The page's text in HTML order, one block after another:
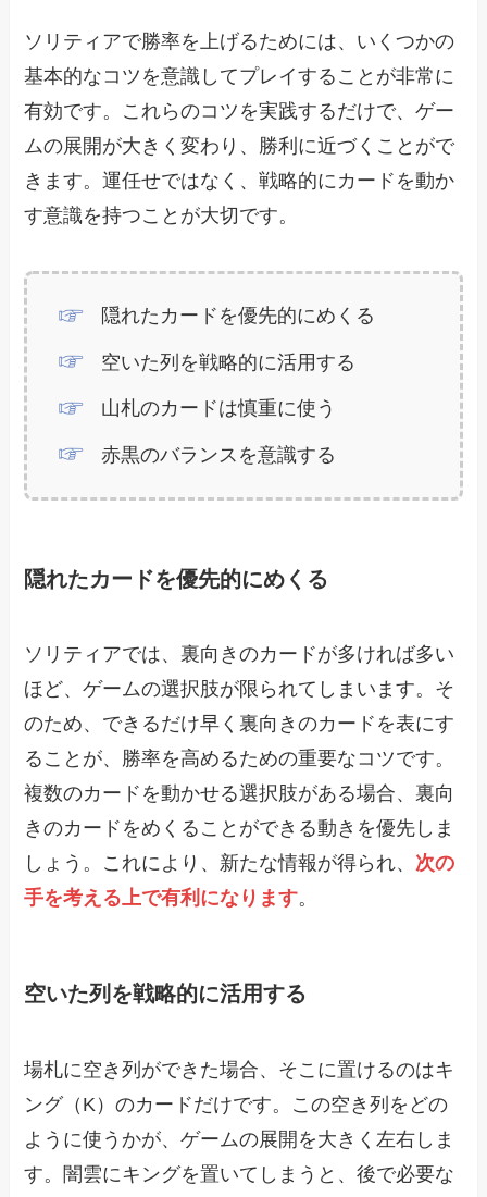
ソリティアで勝率を上げるためには、いくつかの
基本的なコツを意識してプレイすることが非常に
有効です。これらのコツを実践するだけで、ゲー
ムの展開が大きく変わり、勝利に近づくことがで
きます。運任せではなく、戦略的にカードを動か
す意識を持つことが大切です。
隠れたカードを優先的にめくる
空いた列を戦略的に活用する
山札のカードは慎重に使う
赤黒のバランスを意識する
隠れたカードを優先的にめくる
ソリティアでは、裏向きのカードが多ければ多い
ほど、ゲームの選択肢が限られてしまいます。そ
のため、できるだけ早く裏向きのカードを表にす
ることが、勝率を高めるための重要なコツです。
複数のカードを動かせる選択肢がある場合、裏向
きのカードをめくることができる動きを優先しま
しょう。これにより、新たな情報が得られ、 次の
手を考える上で有利になります。
空いた列を戦略的に活用する
場札に空き列ができた場合、そこに置けるのはキ
ング（K）のカードだけです。この空き列をどの
ように使うかが、ゲームの展開を大きく左右しま
す。闇雲にキングを置いてしまうと、後で必要な